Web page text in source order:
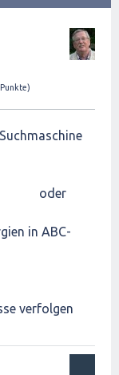
Punkte)
XY oder
in ABC-
verfolgen